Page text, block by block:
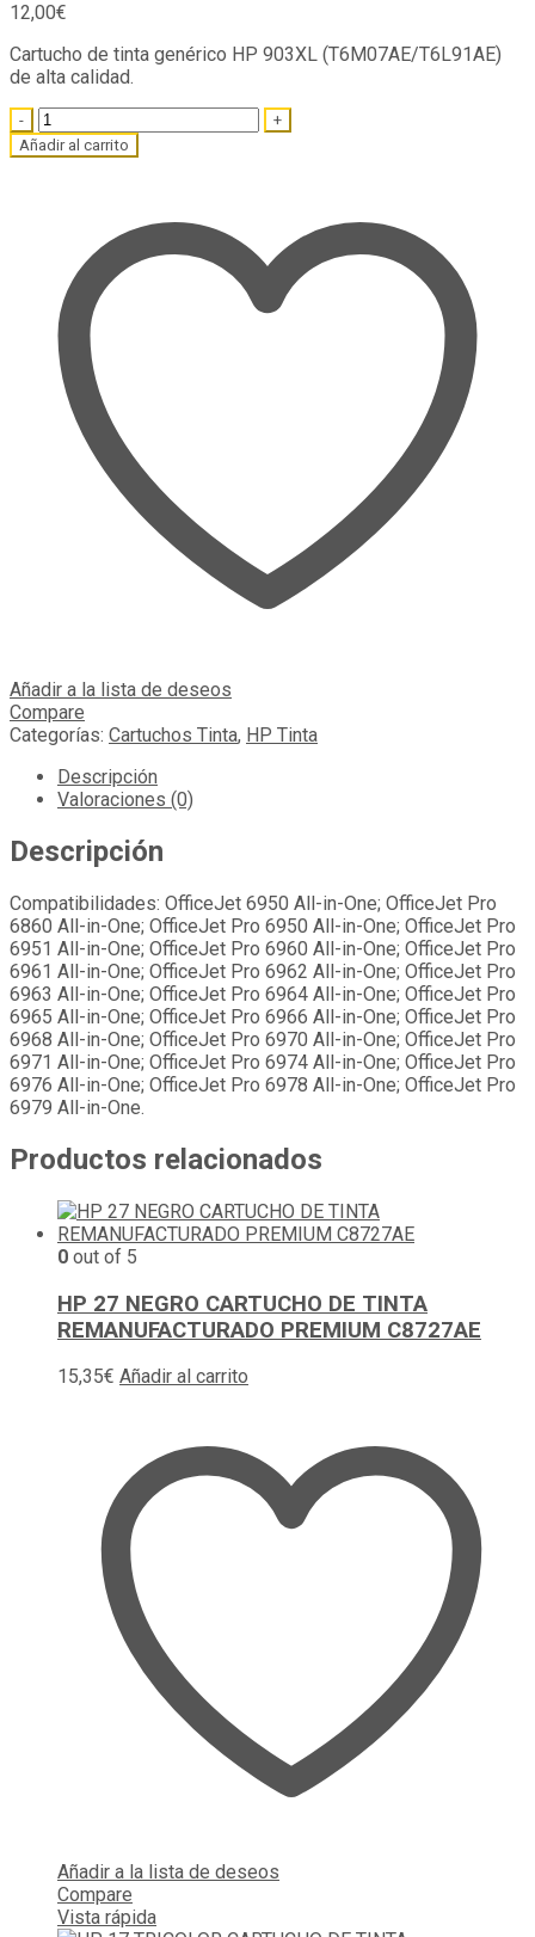
12,00€
Cartucho de tinta genérico HP 903XL (T6M07AE/T6L91AE)
de alta calidad.
Quantity
Añadir al carrito
Añadir a la lista de deseos
Compare
Categorías: Cartuchos Tinta, HP Tinta
Descripción
Valoraciones (0)
Descripción
Compatibilidades: OfficeJet 6950 All-in-One; OfficeJet Pro
6860 All-in-One; OfficeJet Pro 6950 All-in-One; OfficeJet Pro
6951 All-in-One; OfficeJet Pro 6960 All-in-One; OfficeJet Pro
6961 All-in-One; OfficeJet Pro 6962 All-in-One; OfficeJet Pro
6963 All-in-One; OfficeJet Pro 6964 All-in-One; OfficeJet Pro
6965 All-in-One; OfficeJet Pro 6966 All-in-One; OfficeJet Pro
6968 All-in-One; OfficeJet Pro 6970 All-in-One; OfficeJet Pro
6971 All-in-One; OfficeJet Pro 6974 All-in-One; OfficeJet Pro
6976 All-in-One; OfficeJet Pro 6978 All-in-One; OfficeJet Pro
6979 All-in-One.
Productos relacionados
0 out of 5
HP 27 NEGRO CARTUCHO DE TINTA
REMANUFACTURADO PREMIUM C8727AE
15,35€ Añadir al carrito
Añadir a la lista de deseos
Compare
Vista rápida